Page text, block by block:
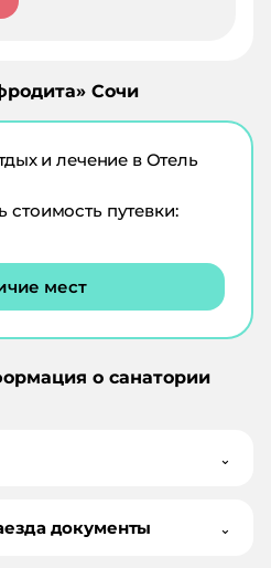
» Сочи
и лечение в Отель
путевки:
мест
о санатории
⌄
документы ⌄